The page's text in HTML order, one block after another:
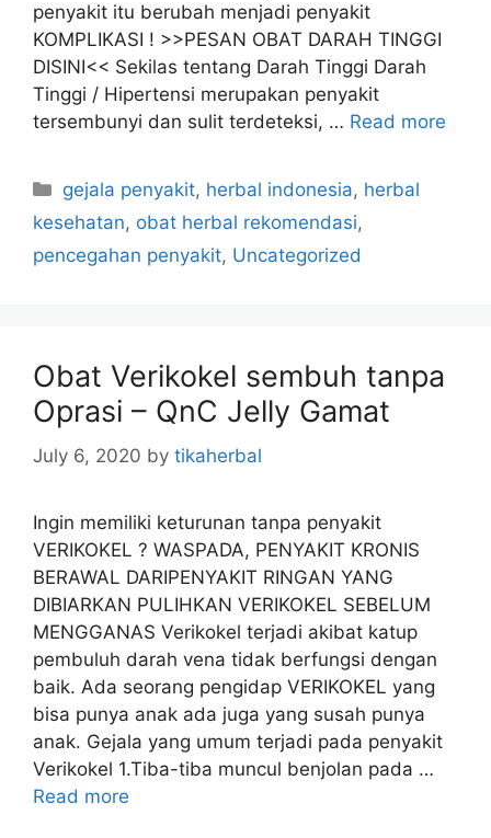
penyakit itu berubah menjadi penyakit
KOMPLIKASI ! >>PESAN OBAT DARAH TINGGI
DISINI<< Sekilas tentang Darah Tinggi Darah
Tinggi / Hipertensi merupakan penyakit
tersembunyi dan sulit terdeteksi, … Read more
C
a
e
i
e
gejala penyakit, herbal indonesia, herbal
kesehatan, obat herbal rekomendasi,
pencegahan penyakit, Uncategorized
Obat Verikokel sembuh tanpa
Oprasi – QnC Jelly Gamat
July 6, 2020 by tikaherbal
Ingin memiliki keturunan tanpa penyakit
VERIKOKEL ? WASPADA, PENYAKIT KRONIS
BERAWAL DARIPENYAKIT RINGAN YANG
DIBIARKAN PULIHKAN VERIKOKEL SEBELUM
MENGGANAS Verikokel terjadi akibat katup
pembuluh darah vena tidak berfungsi dengan
baik. Ada seorang pengidap VERIKOKEL yang
bisa punya anak ada juga yang susah punya
anak. Gejala yang umum terjadi pada penyakit
Verikokel 1.Tiba-tiba muncul benjolan pada …
Read more